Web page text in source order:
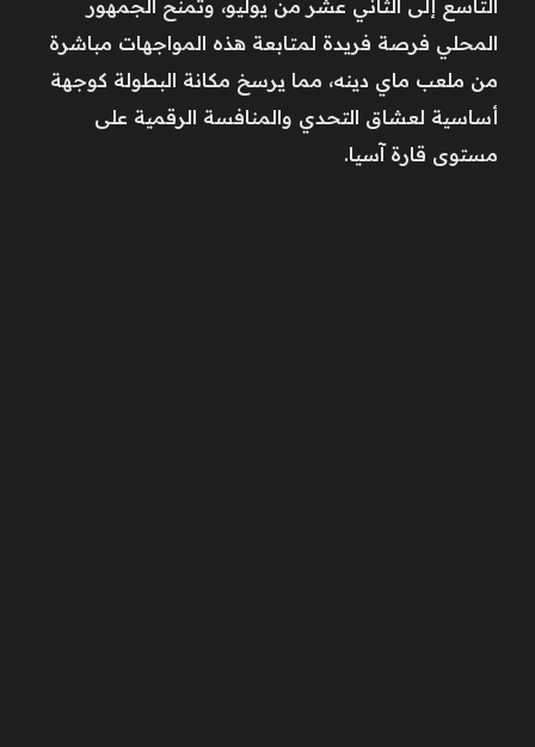
التاسع إلى الثاني عشر من يوليو، وتمنح الجمهور
المحلي فرصة فريدة لمتابعة هذه المواجهات مباشرة
من ملعب ماي دينه، مما يرسخ مكانة البطولة كوجهة
أساسية لعشاق التحدي والمنافسة الرقمية على
مستوى قارة آسيا.